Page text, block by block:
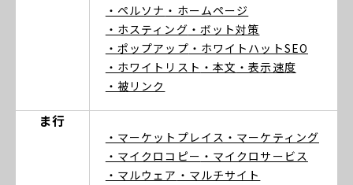
・ペルソナ ・ホームページ
・ホスティング ・ボット対策
・ポップアップ ・ホワイトハットSEO
・ホワイトリスト ・本文 ・表示速度
・被リンク
ま行
・マーケットプレイス ・マーケティング
・マイクロコピー ・マイクロサービス
・マルウェア ・マルチサイト